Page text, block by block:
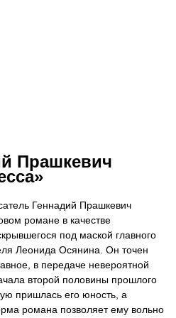
Прашкевич
Геннадий Прашкевич
романе в качестве
под маской главного
Леонида Осянина. Он точен
в передаче невероятной
второй половины прошлого
пришлась его юность, а
романа позволяет ему вольно